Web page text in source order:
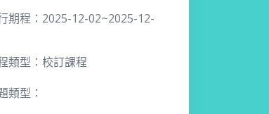
期程：2025-12-02~2025-12-
類型：校訂課程
類型：